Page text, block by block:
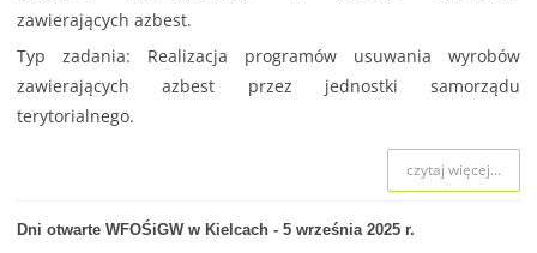
zawierających azbest.
Typ zadania: Realizacja programów usuwania wyrobów
zawierających azbest przez jednostki samorządu
terytorialnego.
czytaj więcej...
Dni otwarte WFOŚiGW w Kielcach - 5 września 2025 r.